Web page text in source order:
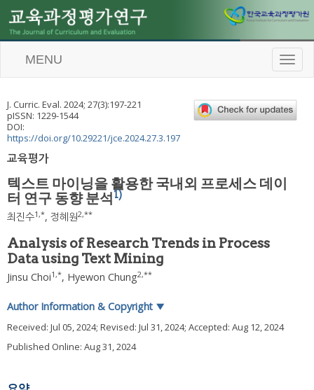
T
o
l
e
MENU
J. Curric. Eval. 2024; 27(3):197-221
pISSN: 1229-1544
DOI:
https://doi.org/10.29221/jce.2024.27.3.197
교육평가
텍스트 마이닝을 활용한 국내외 프로세스 데이
터 연구 동향 분석 1)
최진수1,*, 정혜원2,**
Analysis of Research Trends in Process
Data using Text Mining
Jinsu Choi1,*, Hyewon Chung2,**
Author Information & Copyright ▼
Received: Jul 05, 2024; Revised: Jul 31, 2024; Accepted: Aug 12, 2024
Published Online: Aug 31, 2024